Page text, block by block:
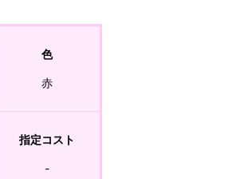
色
赤
指定コスト
-